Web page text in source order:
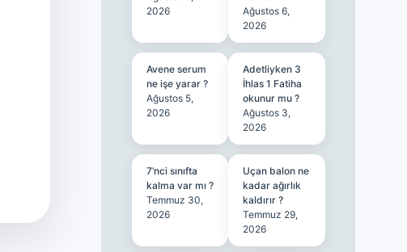
2026
Ağustos 6,
2026
Avene serum
ne işe yarar ?
Ağustos 5,
2026
Adetliyken 3
İhlas 1 Fatiha
okunur mu ?
Ağustos 3,
2026
7’nci sınıfta
kalma var mı ?
Temmuz 30,
2026
Uçan balon ne
kadar ağırlık
kaldırır ?
Temmuz 29,
2026